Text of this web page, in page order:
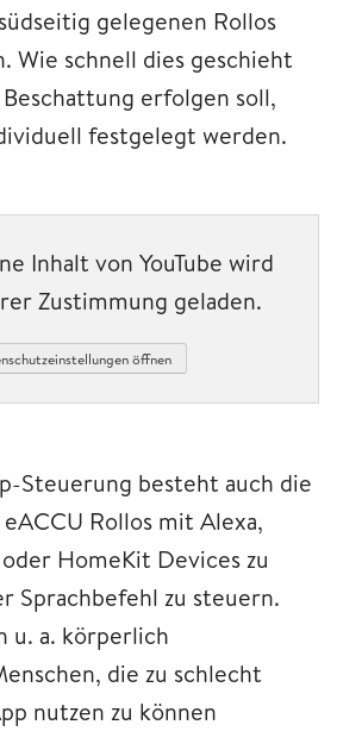
gelegenen Rollos
Wie schnell dies geschieht
erfolgen soll,
festgelegt werden.
Inhalt von YouTube wird
Zustimmung geladen.
öffnen
Steuerung besteht auch die
Rollos mit Alexa,
HomeKit Devices zu
Sprachbefehl zu steuern.
u. a. körperlich
die zu schlecht
nutzen zu können